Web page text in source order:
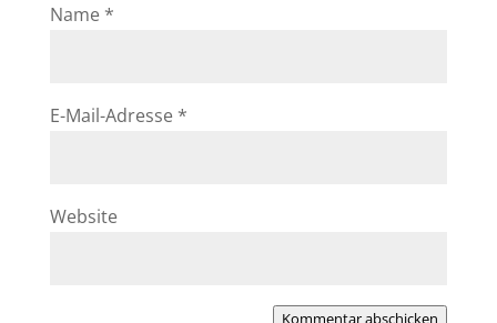
Name *
E-Mail-Adresse *
Website